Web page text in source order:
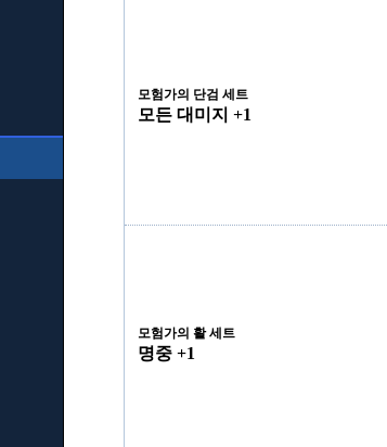
모험가의 단검 세트
모든 대미지 +1
모험가의 활 세트
명중 +1